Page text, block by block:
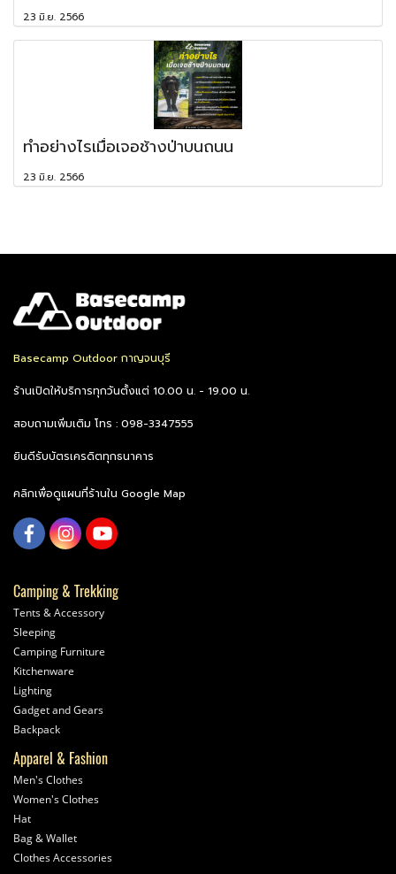
23 มิ.ย. 2566
ทำอย่างไรเมื่อเจอช้างป่าบนถนน
23 มิ.ย. 2566
Basecamp Outdoor กาญจนบุรี
ร้านเปิดให้บริการทุกวันตั้งแต่ 10.00 น. - 19.00 น.
สอบถามเพิ่มเติม โทร : 098-3347555
ยินดีรับบัตรเครดิตทุกธนาคาร
คลิกเพื่อดูแผนที่ร้านใน Google Map
Camping & Trekking
Tents & Accessory
Sleeping
Camping Furniture
Kitchenware
Lighting
Gadget and Gears
Backpack
Apparel & Fashion
Men's Clothes
Women's Clothes
Hat
Bag & Wallet
Clothes Accessories